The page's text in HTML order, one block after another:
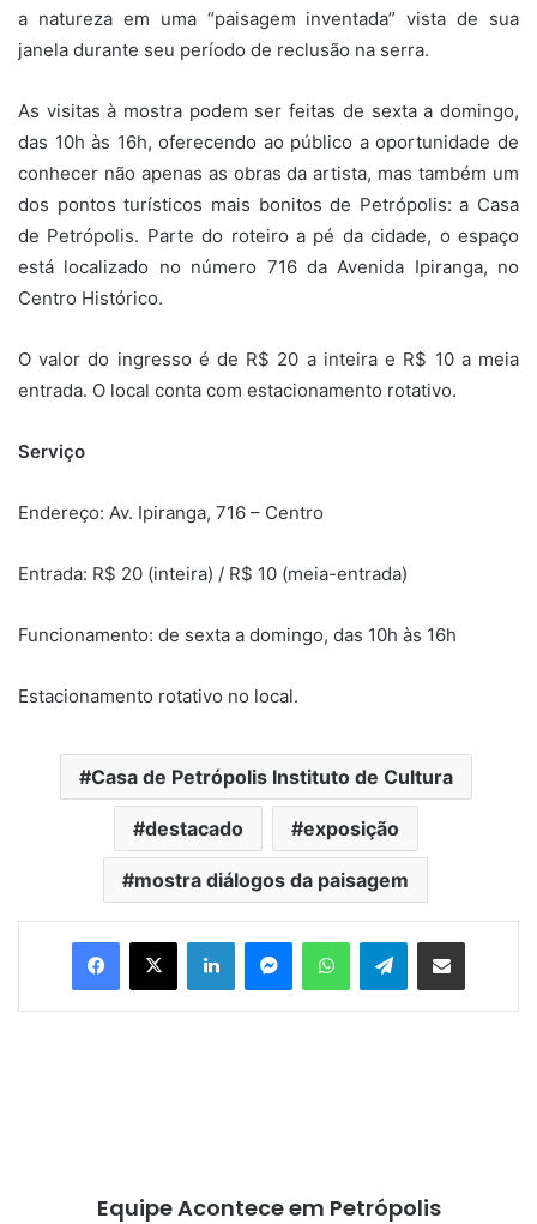
a natureza em uma “paisagem inventada” vista de sua
janela durante seu período de reclusão na serra.
As visitas à mostra podem ser feitas de sexta a domingo,
das 10h às 16h, oferecendo ao público a oportunidade de
conhecer não apenas as obras da artista, mas também um
dos pontos turísticos mais bonitos de Petrópolis: a Casa
de Petrópolis. Parte do roteiro a pé da cidade, o espaço
está localizado no número 716 da Avenida Ipiranga, no
Centro Histórico.
O valor do ingresso é de R$ 20 a inteira e R$ 10 a meia
entrada. O local conta com estacionamento rotativo.
Serviço
Endereço: Av. Ipiranga, 716 – Centro
Entrada: R$ 20 (inteira) / R$ 10 (meia-entrada)
Funcionamento: de sexta a domingo, das 10h às 16h
Estacionamento rotativo no local.
Casa de Petrópolis Instituto de Cultura
destacado exposição
mostra diálogos da paisagem
Telegram
Equipe Acontece em Petrópolis